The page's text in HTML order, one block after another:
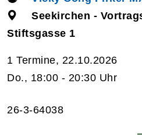
Seekirchen -
Stiftsgasse 1
1 Termine, 22.10.2026
Do., 18:00 - 20:30 Uhr
26-3-64038